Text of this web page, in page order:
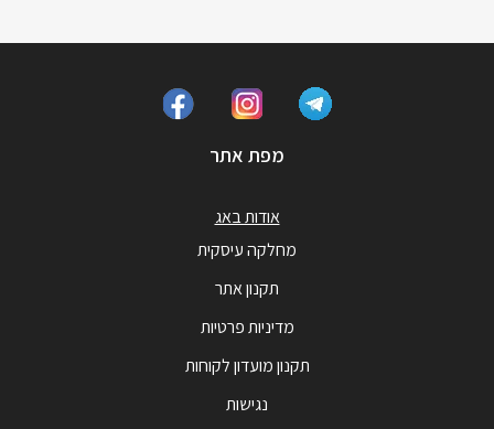
מפת אתר
אודות באג
מחלקה עיסקית
תקנון אתר
מדיניות פרטיות
תקנון מועדון לקוחות
נגישות